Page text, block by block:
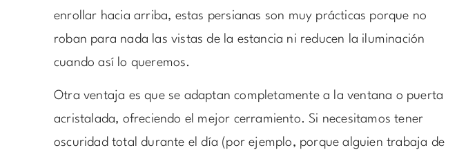
enrollar hacia arriba, estas persianas son muy prácticas porque no
roban para nada las vistas de la estancia ni reducen la iluminación
cuando así lo queremos.
Otra ventaja es que se adaptan completamente a la ventana o puerta
acristalada, ofreciendo el mejor cerramiento. Si necesitamos tener
oscuridad total durante el día (por ejemplo, porque alguien trabaja de